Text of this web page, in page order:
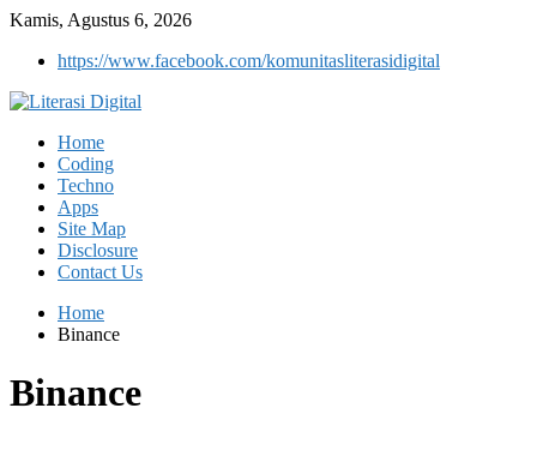
Kamis, Agustus 6, 2026
https://www.facebook.com/komunitasliterasidigital
Home
Coding
Techno
Apps
Site Map
Disclosure
Contact Us
Home
Binance
Binance